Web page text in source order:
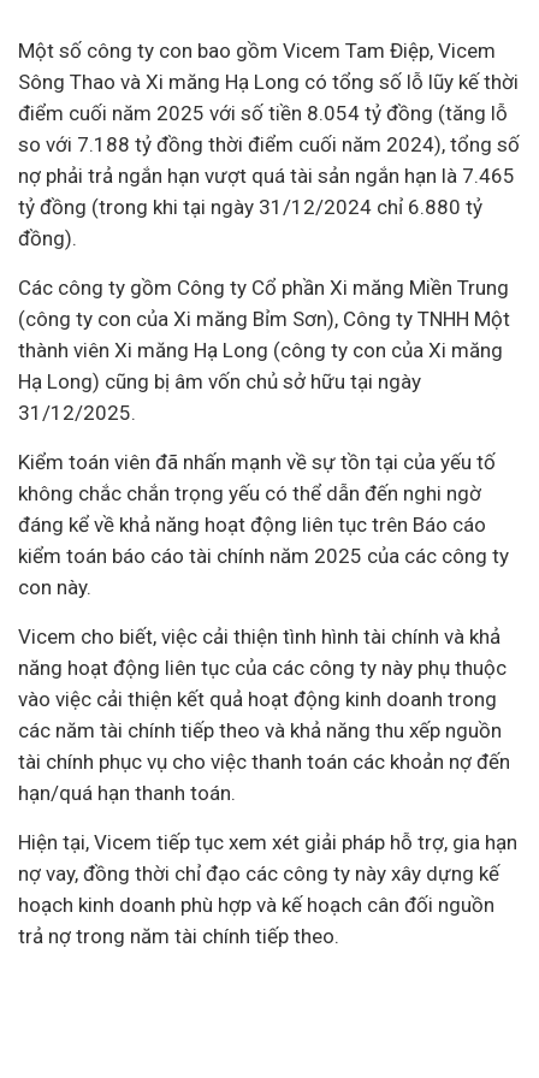
Một số công ty con bao gồm Vicem Tam Điệp, Vicem
Sông Thao và Xi măng Hạ Long có tổng số lỗ lũy kế thời
điểm cuối năm 2025 với số tiền 8.054 tỷ đồng (tăng lỗ
so với 7.188 tỷ đồng thời điểm cuối năm 2024), tổng số
nợ phải trả ngắn hạn vượt quá tài sản ngắn hạn là 7.465
tỷ đồng (trong khi tại ngày 31/12/2024 chỉ 6.880 tỷ
đồng).
Các công ty gồm Công ty Cổ phần Xi măng Miền Trung
(công ty con của Xi măng Bỉm Sơn), Công ty TNHH Một
thành viên Xi măng Hạ Long (công ty con của Xi măng
Hạ Long) cũng bị âm vốn chủ sở hữu tại ngày
31/12/2025.
Kiểm toán viên đã nhấn mạnh về sự tồn tại của yếu tố
không chắc chắn trọng yếu có thể dẫn đến nghi ngờ
đáng kể về khả năng hoạt động liên tục trên Báo cáo
kiểm toán báo cáo tài chính năm 2025 của các công ty
con này.
Vicem cho biết, việc cải thiện tình hình tài chính và khả
năng hoạt động liên tục của các công ty này phụ thuộc
vào việc cải thiện kết quả hoạt động kinh doanh trong
các năm tài chính tiếp theo và khả năng thu xếp nguồn
tài chính phục vụ cho việc thanh toán các khoản nợ đến
hạn/quá hạn thanh toán.
Hiện tại, Vicem tiếp tục xem xét giải pháp hỗ trợ, gia hạn
nợ vay, đồng thời chỉ đạo các công ty này xây dựng kế
hoạch kinh doanh phù hợp và kế hoạch cân đối nguồn
trả nợ trong năm tài chính tiếp theo.